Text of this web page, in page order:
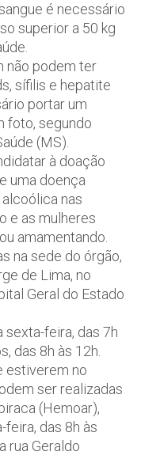
é necessário
superior a 50 kg
não podem ter
sífilis e hepatite
portar um
foto, segundo
(MS).
à doação
uma doença
nas
e as mulheres
amamentando.
na sede do órgão,
de Lima, no
Geral do Estado
sexta-feira, das 7h
das 8h às 12h.
estiverem no
ser realizadas
(Hemoar),
feira, das 8h às
rua Geraldo